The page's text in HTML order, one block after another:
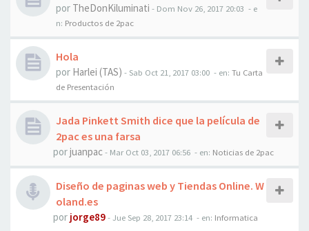
por TheDonKiluminati - Dom Nov 26, 2017 20:03 - e
n: Productos de 2pac
Hola
por Harlei (TAS) - Sab Oct 21, 2017 03:00 - en: Tu Carta
de Presentación
Jada Pinkett Smith dice que la película de
2pac es una farsa
porjuanpac- Mar Oct 03, 2017 06:56 - en: Noticias de 2pac
Diseño de paginas web y Tiendas Online. W
oland.es
por jorge89-Jue Sep 28, 2017 23:14 - en: Informatica